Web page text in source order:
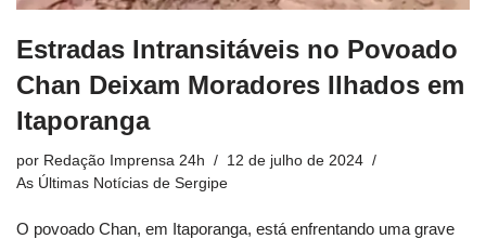
Estradas Intransitáveis no Povoado
Chan Deixam Moradores Ilhados em
Itaporanga
por Redação Imprensa 24h
12 de julho de 2024
As Últimas Notícias de Sergipe
O povoado Chan, em Itaporanga, está enfrentando uma grave